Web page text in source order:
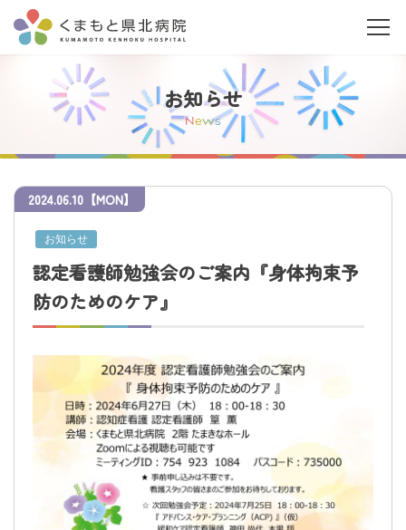
お知らせ
News
2024.06.10 【MON】
お知らせ
認定看護師勉強会のご案内『身体拘束予
防のためのケア』
当院について
ご利用の皆さまへ
診療科・部門案内
医療関係者の皆さまへ
交通アクセス
採用情報